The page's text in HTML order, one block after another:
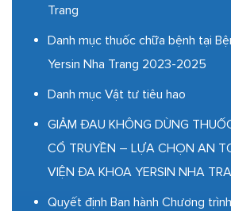
Trang
Danh mục thuốc chữa bệnh tại
Yersin Nha Trang 2023-2025
Danh mục Vật tư tiêu hao
GIẢM ĐAU KHÔNG DÙNG
CỔ TRUYỀN – LỰA CHỌN AN
VIỆN ĐA KHOA YERSIN NHA
Quyết định Ban hành Chương